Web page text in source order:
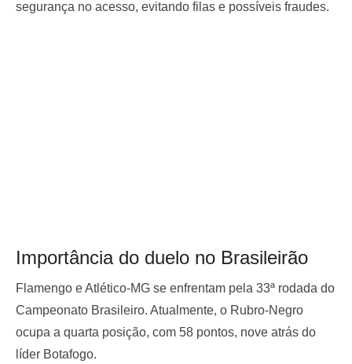
segurança no acesso, evitando filas e possíveis fraudes.
Importância do duelo no Brasileirão
Flamengo e Atlético-MG se enfrentam pela 33ª rodada do
Campeonato Brasileiro. Atualmente, o Rubro-Negro
ocupa a quarta posição, com 58 pontos, nove atrás do
líder Botafogo.